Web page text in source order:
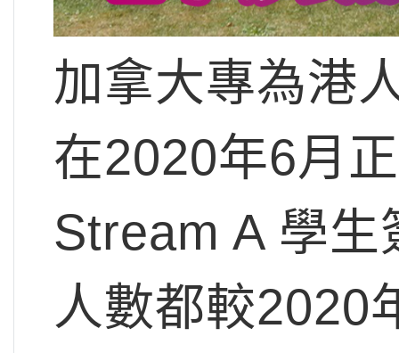
加拿大專為港
在2020年6月
Stream A 學
人數都較2020